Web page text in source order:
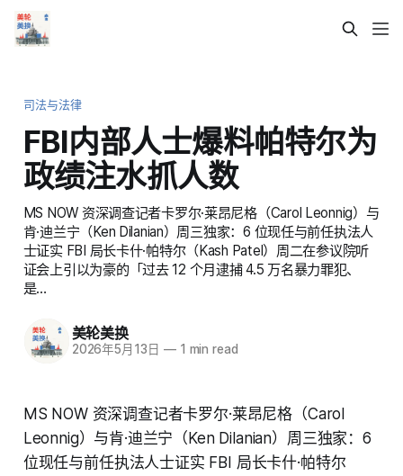
司法与法律
FBI内部人士爆料帕特尔为
政绩注水抓人数
MS NOW 资深调查记者卡罗尔·莱昂尼格（Carol Leonnig）与
肯·迪兰宁（Ken Dilanian）周三独家：6 位现任与前任执法人
士证实 FBI 局长卡什·帕特尔（Kash Patel）周二在参议院听
证会上引以为豪的「过去 12 个月逮捕 4.5 万名暴力罪犯、
是…
美轮美换
2026年5月13日 —1 min read
MS NOW 资深调查记者卡罗尔·莱昂尼格（Carol
Leonnig）与肯·迪兰宁（Ken Dilanian）周三独家：6
位现任与前任执法人士证实 FBI 局长卡什·帕特尔